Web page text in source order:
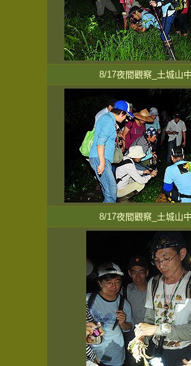
8/17夜間觀察_土城山
8/17夜間觀察_土城山